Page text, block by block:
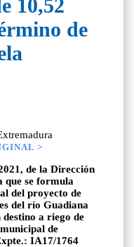
10,52
de
>
de la Dirección
que se formula
del proyecto de
del río Guadiana
destino a riego de
de
IA17/1764